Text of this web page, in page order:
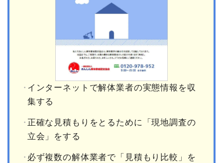
インターネットで解体業者の実態情報を収
集する
正確な見積もりをとるために「現地調査の
立会」をする
必ず複数の解体業者で「見積もり比較」を